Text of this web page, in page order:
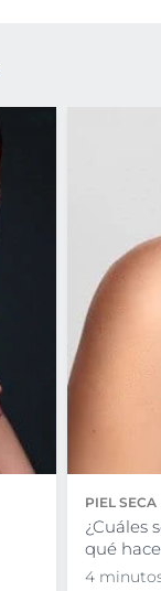
PIEL SECA
¿Cuáles
qué
4